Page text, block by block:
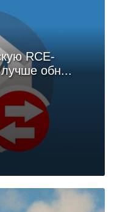
RCE-
лучше обн...